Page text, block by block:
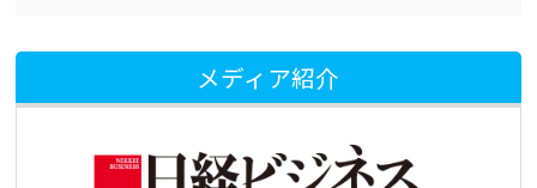
メディア紹介